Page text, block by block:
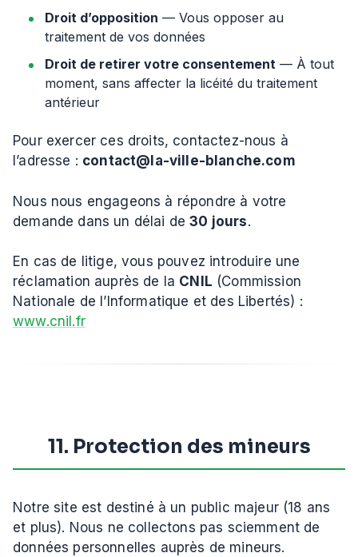
Droit d’opposition — Vous opposer au
traitement de vos données
Droit de retirer votre consentement — À tout
moment, sans affecter la licéité du traitement
antérieur
Pour exercer ces droits, contactez-nous à
l’adresse : contact@la-ville-blanche.com
Nous nous engageons à répondre à votre
demande dans un délai de30 jours.
En cas de litige, vous pouvez introduire une
réclamation auprès de la CNIL (Commission
Nationale de l’Informatique et des Libertés) :
www.cnil.fr
11. Protection des mineurs
Notre site est destiné à un public majeur (18 ans
et plus). Nous ne collectons pas sciemment de
données personnelles auprès de mineurs.